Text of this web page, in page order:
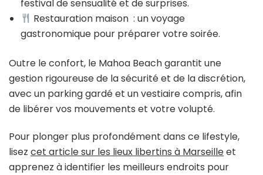
festival de sensualité et de surprises.
Restauration maison : un voyage
gastronomique pour préparer votre soirée.
Outre le confort, le Mahoa Beach garantit une
gestion rigoureuse de la sécurité et de la discrétion,
avec un parking gardé et un vestiaire compris, afin
de libérer vos mouvements et votre volupté.
Pour plonger plus profondément dans ce lifestyle,
lisez cet article sur les lieux libertins à Marseilleet
apprenez à identifier les meilleurs endroits pour